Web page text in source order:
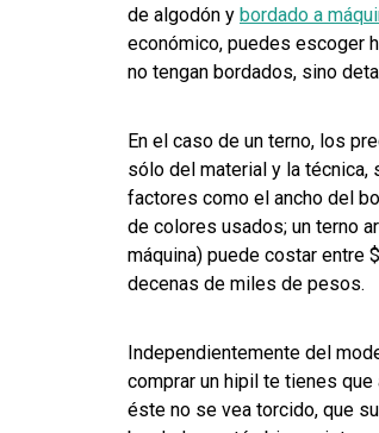
de algodón y bordado a
económico, puedes escoger
no tengan bordados, sino
En el caso de un terno, los
sólo del material y la técnica,
factores como el ancho del
de colores usados; un terno
máquina) puede costar entre
decenas de miles de pesos.
Independientemente del
comprar un hipil te tienes que
éste no se vea torcido, que